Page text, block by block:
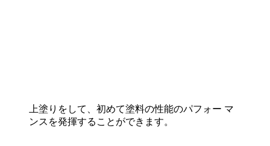
上塗りをして、初めて塗料の性能のパフォー マ
ンスを発揮することができます。